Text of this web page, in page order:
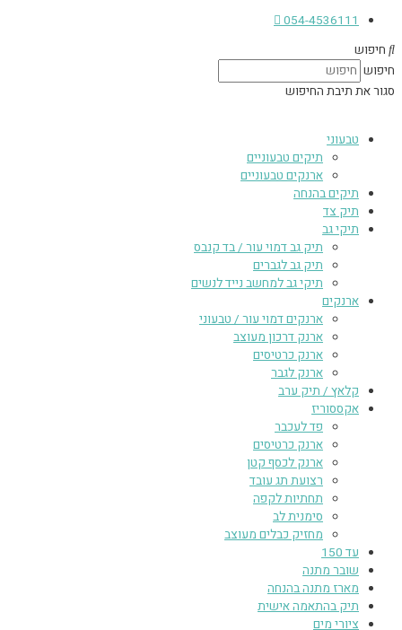
054-4536111
חיפוש
חיפוש
סגור את תיבת החיפוש
טבעוני
תיקים טבעוניים
ארנקים טבעוניים
תיקים בהנחה
תיק צד
תיקי גב
תיק גב דמוי עור / בד קנבס
תיק גב לגברים
תיקי גב למחשב נייד לנשים
ארנקים
ארנקים דמוי עור / טבעוני
ארנק דרכון מעוצב
ארנק כרטיסים
ארנק לגבר
קלאץ / תיק ערב
אקססוריז
פד לעכבר
ארנק כרטיסים
ארנק לכסף קטן
רצועת תג עובד
תחתיות לקפה
סימנית לב
מחזיק כבלים מעוצב
עד 150
שובר מתנה
מארז מתנה בהנחה
תיק בהתאמה אישית
ציורי מים